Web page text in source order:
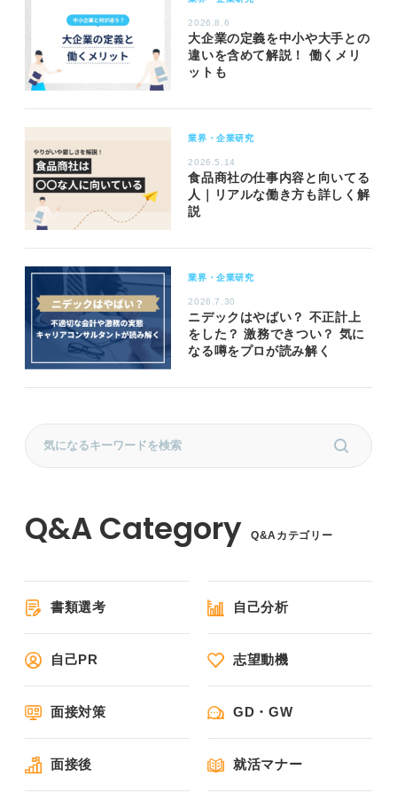
2026.8.6
大企業の定義を中小や大手との
違いを含めて解説！ 働くメリ
ットも
業界・企業研究
2026.5.14
食品商社の仕事内容と向いてる
人｜リアルな働き方も詳しく解
説
業界・企業研究
2026.7.30
ニデックはやばい？ 不正計上
をした？ 激務できつい？ 気に
なる噂をプロが読み解く
Q&Aカテゴリー
書類選考 自己分析
自己PR 志望動機
面接対策 GD・GW
面接後 就活マナー